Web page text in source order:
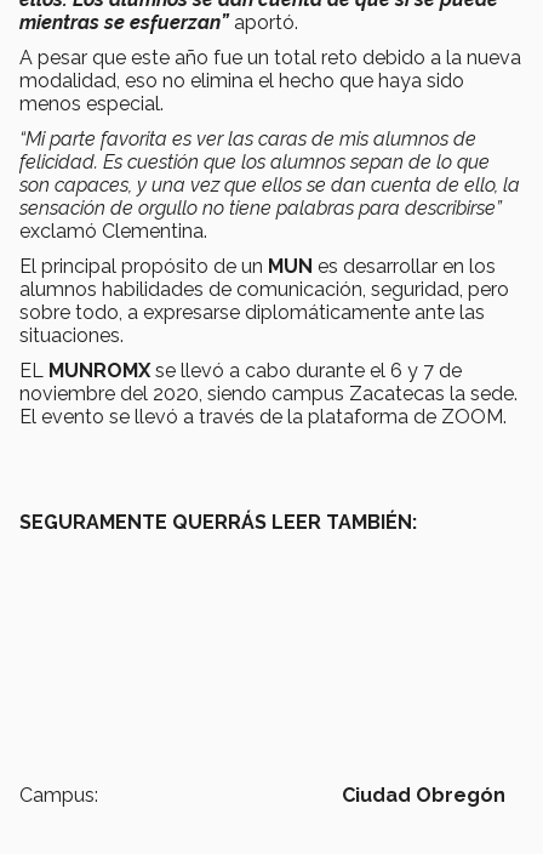
mientras se esfuerzan”aportó.
A pesar que este año fue un total reto debido a la nueva
modalidad, eso no elimina el hecho que haya sido
menos especial.
“Mi parte favorita es ver las caras de mis alumnos de
felicidad. Es cuestión que los alumnos sepan de lo que
son capaces, y una vez que ellos se dan cuenta de ello, la
sensación de orgullo no tiene palabras para describirse”
exclamó Clementina.
El principal propósito de un MUN es desarrollar en los
alumnos habilidades de comunicación, seguridad, pero
sobre todo, a expresarse diplomáticamente ante las
situaciones.
EL MUNROMXse llevó a cabo durante el 6 y 7 de
noviembre del 2020, siendo campus Zacatecas la sede.
El evento se llevó a través de la plataforma de ZOOM.
SEGURAMENTE QUERRÁS LEER TAMBIÉN:
Campus: Ciudad Obregón